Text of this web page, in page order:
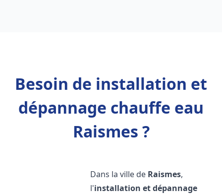
Besoin de installation et
dépannage chauffe eau
Raismes ?
Dans la ville de Raismes,
l'installation et dépannage